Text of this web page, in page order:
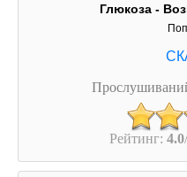
Глюкоза -
Рейтинг: 4.0